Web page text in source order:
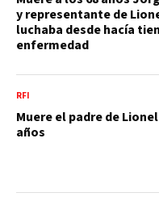
y representante de
luchaba desde hacía
enfermedad
RFI
Muere el padre de
años